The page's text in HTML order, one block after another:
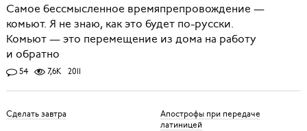
Самое бессмысленное времяпрепровождение —
комьют. Я не знаю, как это будет по-русски.
Комьют — это перемещение из дома на работу
и обратно
54 7,6K 2011
Сделать завтра
Апострофы при передаче
латиницей